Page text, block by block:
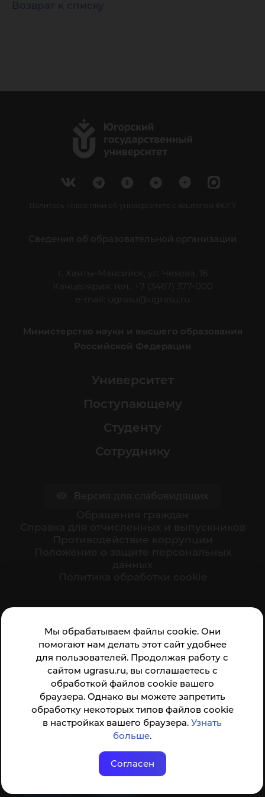
Мы обрабатываем файлы cookie. Они
помогают нам делать этот сайт удобнее
для пользователей. Продолжая работу с
сайтом ugrasu.ru, вы соглашаетесь с
обработкой файлов cookie вашего
браузера. Однако вы можете запретить
обработку некоторых типов файлов cookie
в настройках вашего браузера.Узнать
больше.
Согласен
Возврат к списку
Делитесь новостями об университете с хештегом #ЮГУ
Сведения об образовательной организации
г. Ханты-Мансийск, ул. Чехова, 16
Канцелярия: тел.: +7 (3467) 377-000
e-mail:
ugrasu@ugrasu.ru
Министерство науки и высшего образования
Российской Федерации
Университет
Поступающему
Студенту
Сотруднику
организации:
Анкета доступна по QR-коду, а так же по прямой
ссылке
© ФГБОУ ВО ЮГУ 2001–2026